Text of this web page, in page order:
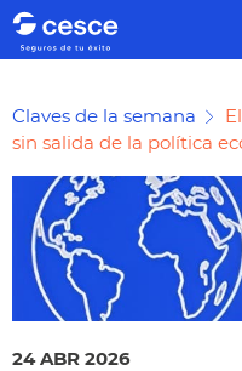
Claves de la semana
sin salida de la política
24 ABR 2026